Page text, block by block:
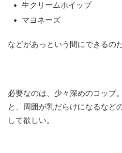
生クリームホイップ
マヨネーズ
などがあっという間にできるのだ
必要なのは、少々深めのコップ
と、周囲が乳だらけになるなど
して欲しい。